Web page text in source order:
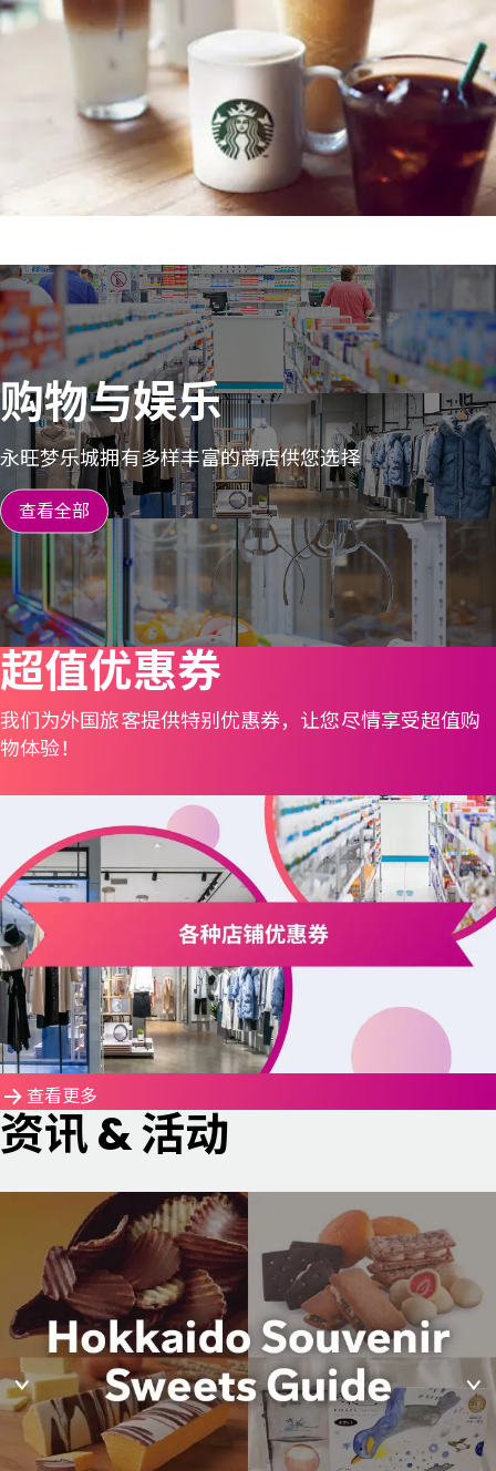
购物与娱乐
永旺梦乐城拥有多样丰富的商店供您选择
查看全部
超值优惠券
我们为外国旅客提供特别优惠券，让您尽情享受超值购
物体验！
查看更多
资讯 & 活动